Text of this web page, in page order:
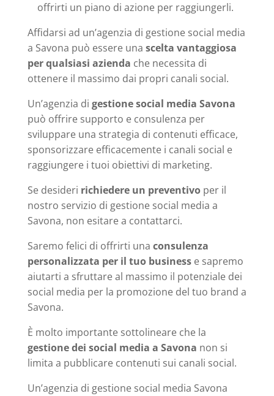
offrirti un piano di azione per raggiungerli.
Affidarsi ad un’agenzia di gestione social media
a Savona può essere una scelta vantaggiosa
per qualsiasi azienda che necessita di
ottenere il massimo dai propri canali social.
Un’agenzia di gestione social media Savona
può offrire supporto e consulenza per
sviluppare una strategia di contenuti efficace,
sponsorizzare efficacemente i canali social e
raggiungere i tuoi obiettivi di marketing.
Se desideri richiedere un preventivoper il
nostro servizio di gestione social media a
Savona, non esitare a contattarci.
Saremo felici di offrirti una consulenza
personalizzata per il tuo businesse sapremo
aiutarti a sfruttare al massimo il potenziale dei
social media per la promozione del tuo brand a
Savona.
È molto importante sottolineare che la
gestione dei social media a Savona non si
limita a pubblicare contenuti sui canali social.
Un’agenzia di gestione social media Savona